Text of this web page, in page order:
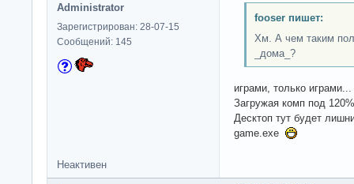
Administrator
Зарегистрирован: 28-07-15
Сообщений: 145
fooser пишет:
Хм. А чем таким
_дома_?
играми, только играми...
Загружая комп под 120%
Десктоп тут будет
game.exe
Неактивен